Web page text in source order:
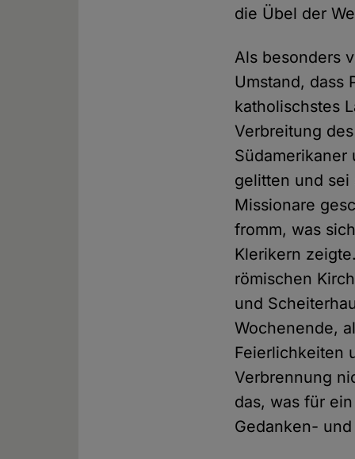
die Übel der
Als besonders
Umstand, dass
katholischstes
Verbreitung
gelitten und
Missionare
fromm, was
Klerikern
römischen
und
Wochenende,
Feierlichkeiten
Verbrennung
das, was für
Gedanken-